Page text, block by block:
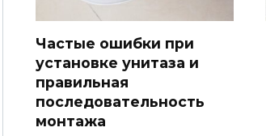
Частые ошибки при
установке унитаза и
правильная
последовательность
монтажа